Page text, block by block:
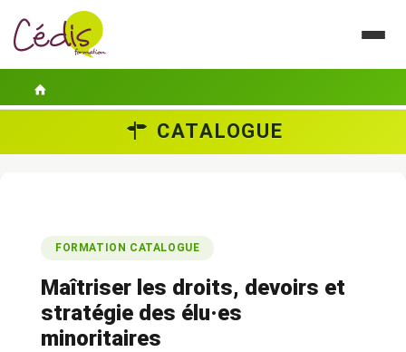
GUIDES PRATIQUES
CONTACT
CATALOGUE
FORMATION CATALOGUE
Maîtriser les droits, devoirs et
stratégie des élu·es
minoritaires